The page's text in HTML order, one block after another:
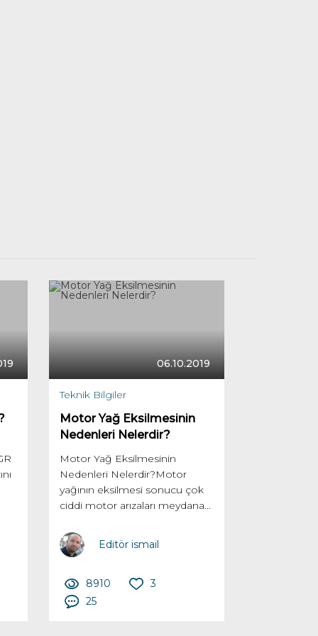
06.10.2019
Teknik Bilgiler
Motor Yağ Eksilmesinin
Nedenleri Nelerdir?
Motor Yağ Eksilmesinin
Nedenleri Nelerdir?Motor
yağının eksilmesi sonucu çok
ciddi motor arızaları meydana...
Editör ismail
8910
3
25